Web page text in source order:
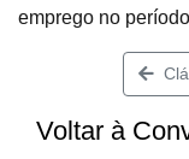
emprego no
Voltar à